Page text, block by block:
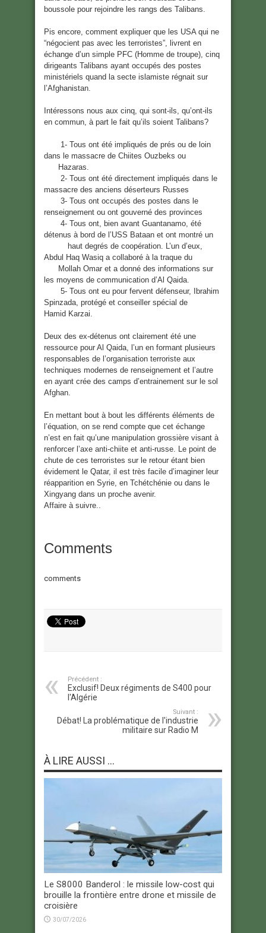
boussole pour rejoindre les rangs des Talibans.
Pis encore, comment expliquer que les USA qui ne
“négocient pas avec les terroristes”, livrent en
échange d’un simple PFC (Homme de troupe), cinq
dirigeants Talibans ayant occupés des postes
ministériels quand la secte islamiste régnait sur
l’Afghanistan.
Intéressons nous aux cinq, qui sont-ils, qu’ont-ils
en commun, à part le fait qu’ils soient Talibans?
1- Tous ont été impliqués de prés ou de loin
dans le massacre de Chiites Ouzbeks ou
Hazaras.
2- Tous ont été directement impliqués dans le
massacre des anciens déserteurs Russes
3- Tous ont occupés des postes dans le
renseignement ou ont gouverné des provinces
4- Tous ont, bien avant Guantanamo, été
détenus à bord de l’USS Bataan et ont montré un
haut degrés de coopération. L’un d’eux,
Abdul Haq Wasiq a collaboré à la traque du
Mollah Omar et a donné des informations sur
les moyens de communication d’Al Qaida.
5- Tous ont eu pour fervent défenseur, Ibrahim
Spinzada, protégé et conseiller spécial de
Hamid Karzai.
Deux des ex-détenus ont clairement été une
ressource pour Al Qaida, l’un en formant plusieurs
responsables de l’organisation terroriste aux
techniques modernes de renseignement et l’autre
en ayant crée des camps d’entrainement sur le sol
Afghan.
En mettant bout à bout les différents éléments de
l’équation, on se rend compte que cet échange
n’est en fait qu’une manipulation grossière visant à
renforcer l’axe anti-chiite et anti-russe. Le point de
chute de ces terroristes sur le retour étant bien
évidement le Qatar, il est très facile d’imaginer leur
réapparition en Syrie, en Tchétchénie ou dans le
Xingyang dans un proche avenir.
Affaire à suivre..
Comments
comments
Précédent :
Exclusif! Deux régiments de S400 pour
l'Algérie
Suivant :
Débat! La problématique de l'industrie
militaire sur Radio M
À LIRE AUSSI ...
Le S8000 Banderol : le missile low-cost qui
brouille la frontière entre drone et missile de
croisière
30/07/2026